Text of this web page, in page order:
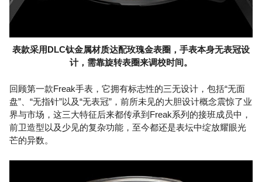
表款采用DLC钛金属材质达配玫瑰金表圈，手表本身无表冠设
计，需靠旋转表圈来调校时间。
回顾第一款Freak手表，它拥有标志性的三无设计，包括“无面
盘”、“无指针”以及“无表冠”，前所未见的大胆设计概念震惊了业
界与市场，这三大特征后来都传承到Freak系列的接班成员中，
前卫造型以及少见的复杂功能，至今都还是表坛中绽放耀眼光
芒的异数。